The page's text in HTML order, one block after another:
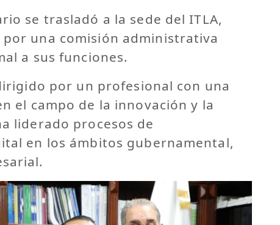
se trasladó a la sede del ITLA,
una comisión administrativa
a sus funciones.
por un profesional con una
el campo de la innovación y la
liderado procesos de
en los ámbitos gubernamental,